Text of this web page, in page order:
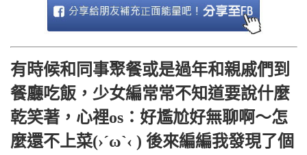
有時候和同事聚餐或是過年和親戚們到
餐廳吃飯，少女編常常不知道要說什麼
乾笑著，心裡os：好尷尬好無聊啊～怎
麼還不上菜(›´ω`‹ ) 後來編編我發現了個